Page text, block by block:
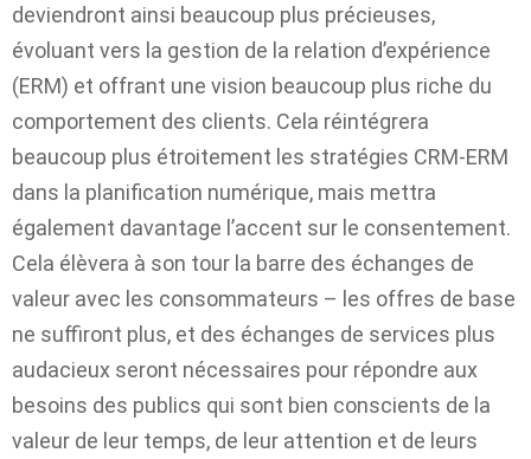
deviendront ainsi beaucoup plus précieuses,
évoluant vers la gestion de la relation d’expérience
(ERM) et offrant une vision beaucoup plus riche du
comportement des clients. Cela réintégrera
beaucoup plus étroitement les stratégies CRM-ERM
dans la planification numérique, mais mettra
également davantage l’accent sur le consentement.
Cela élèvera à son tour la barre des échanges de
valeur avec les consommateurs – les offres de base
ne suffiront plus, et des échanges de services plus
audacieux seront nécessaires pour répondre aux
besoins des publics qui sont bien conscients de la
valeur de leur temps, de leur attention et de leurs